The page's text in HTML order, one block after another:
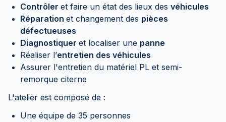
Contrôler et faire un état des lieux des véhicules
Réparation et changement des pièces
défectueuses
Diagnostiquer et localiser une panne
Réaliser l’entretien des véhicules
Assurer l'entretien du matériel PL et semi-
remorque citerne
L'atelier est composé de :
Une équipe de 35 personnes